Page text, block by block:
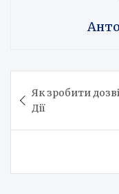
записів
Як зробити
Дії